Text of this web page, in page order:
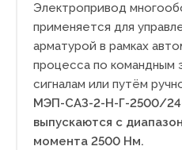
Электропривод
применяется для
арматурой в рамках
процесса по командным
сигналам или путём
МЭП-САЗ-2-Н-Г-2500/
выпускаются с
момента 2500 Нм.